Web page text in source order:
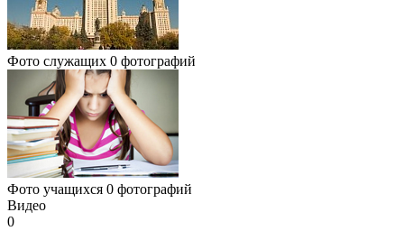
Фото служащих 0 фотографий
Фото учащихся 0 фотографий
Видео
0